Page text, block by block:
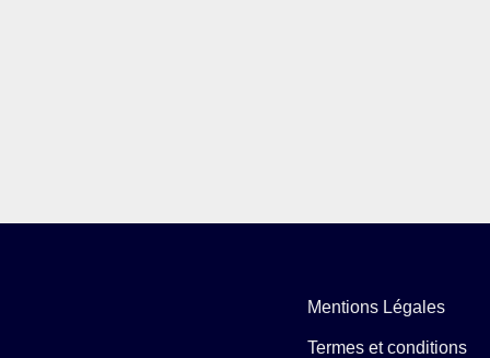
Mentions Légales
Termes et conditions